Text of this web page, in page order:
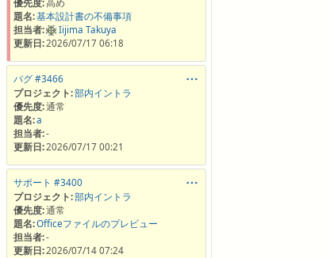
題名:基本設計書の不備事項
担当者:
Iijima Takuya
更新日:2026/07/17 06:18
バグ #3466
プロジェクト:部内イントラ
優先度:通常
題名:a
担当者:-
更新日:2026/07/17 00:21
サポート #3400
プロジェクト:部内イントラ
優先度:通常
題名:Officeファイルのプレビュー
担当者:-
更新日:2026/07/14 07:24